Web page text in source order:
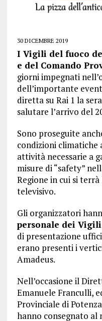
30 DICEMBRE 2019
I Vigili del fuoco
e del Comando
giorni impegnati
dell’importante
diretta su Rai 1 la
salutare l’arrivo del
Sono proseguite
condizioni climatiche
attività necessarie a
misure di “safety”
Regione in cui si
televisivo.
Gli organizzatori
personale dei
di presentazione
erano presenti i
Amadeus.
Nell’occasione il
Emanuele Franculli,
Provinciale di
hanno consegnato